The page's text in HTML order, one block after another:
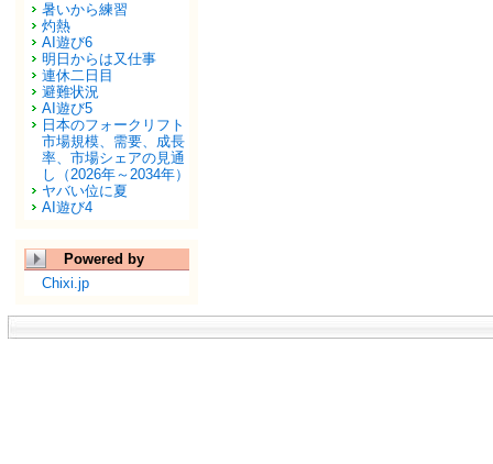
暑いから練習
灼熱
AI遊び6
明日からは又仕事
連休二日目
避難状況
AI遊び5
日本のフォークリフト
市場規模、需要、成長
率、市場シェアの見通
し（2026年～2034年）
ヤバい位に夏
AI遊び4
Powered by
Chixi.jp